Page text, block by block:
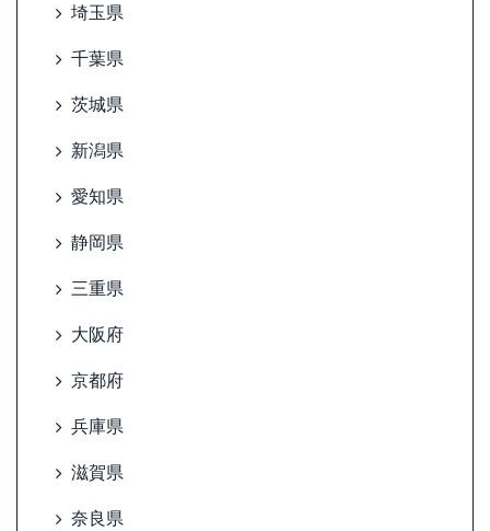
埼玉県
千葉県
茨城県
新潟県
愛知県
静岡県
三重県
大阪府
京都府
兵庫県
滋賀県
奈良県